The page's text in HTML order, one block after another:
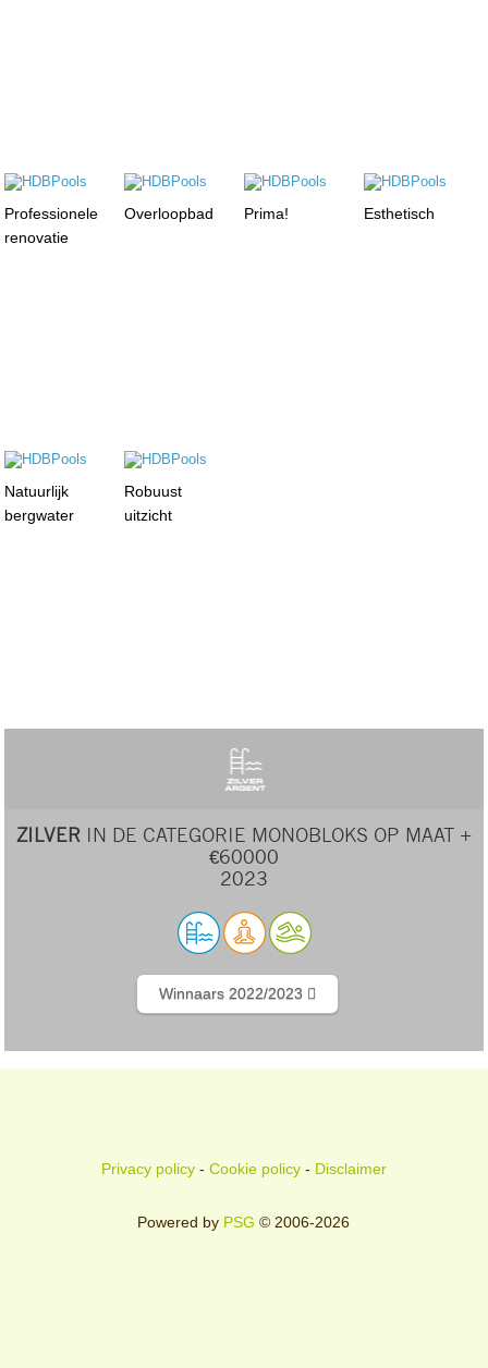
Professionele
renovatie
Overloopbad Prima! Esthetisch
Natuurlijk
bergwater
Robuust
uitzicht
ZILVER IN DE CATEGORIE MONOBLOKS OP MAAT +
€60000
2023
Winnaars 2022/2023
Privacy policy- Cookie policy- Disclaimer
Powered by PSG © 2006-2026